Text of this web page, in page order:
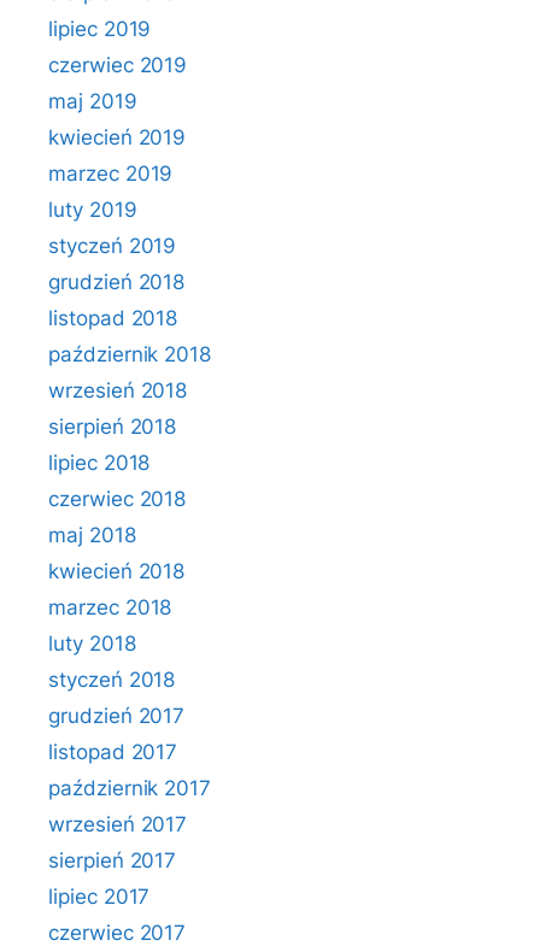
lipiec 2019
czerwiec 2019
maj 2019
kwiecień 2019
marzec 2019
luty 2019
styczeń 2019
grudzień 2018
listopad 2018
październik 2018
wrzesień 2018
sierpień 2018
lipiec 2018
czerwiec 2018
maj 2018
kwiecień 2018
marzec 2018
luty 2018
styczeń 2018
grudzień 2017
listopad 2017
październik 2017
wrzesień 2017
sierpień 2017
lipiec 2017
czerwiec 2017